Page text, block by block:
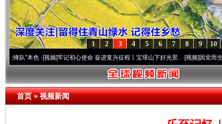
10
9
8
7
6
5
4
3
2
1
·[视频]牢记初心使命 奋进复兴征程丨宝塔山下好光景..·[视频]因党而生 为党而战
首页»视频新闻